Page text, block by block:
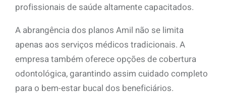
profissionais de saúde altamente capacitados.
A abrangência dos planos Amil não se limita
apenas aos serviços médicos tradicionais. A
empresa também oferece opções de cobertura
odontológica, garantindo assim cuidado completo
para o bem-estar bucal dos beneficiários.